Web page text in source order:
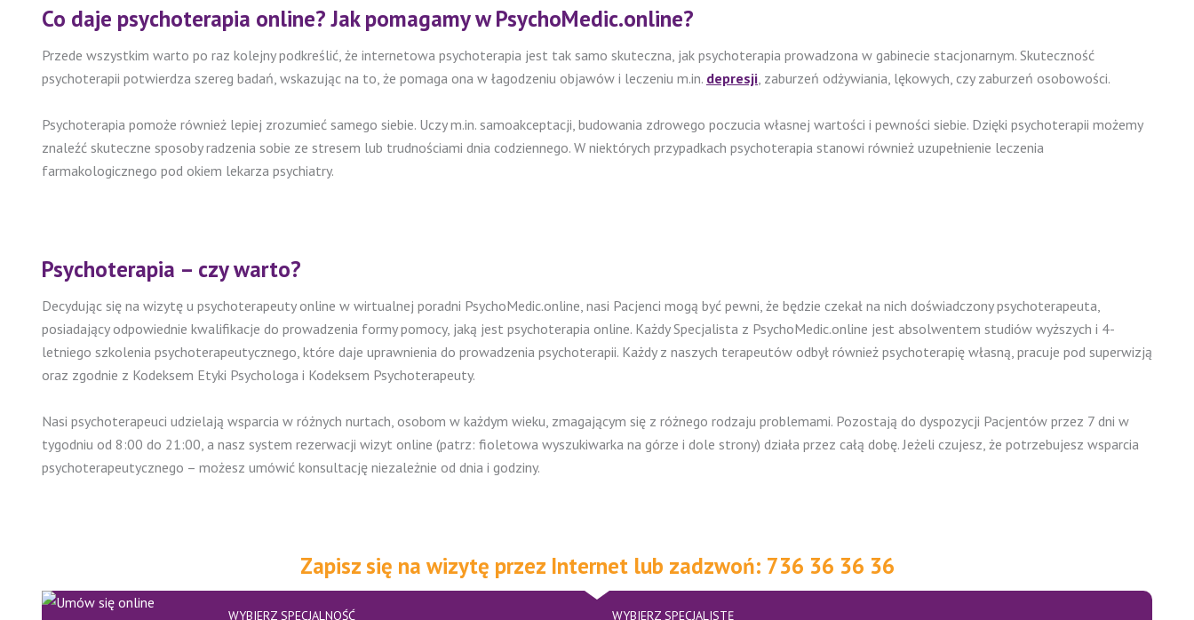
Co daje psychoterapia online? Jak pomagamy w PsychoMedic.online?
Przede wszystkim warto po raz kolejny podkreślić, że internetowa psychoterapia jest tak samo skuteczna, jak psychoterapia prowadzona w gabinecie stacjonarnym. Skuteczność
psychoterapii potwierdza szereg badań, wskazując na to, że pomaga ona w łagodzeniu objawów i leczeniu m.in. depresji , zaburzeń odżywiania, lękowych, czy zaburzeń osobowości.
Psychoterapia pomoże również lepiej zrozumieć samego siebie. Uczy m.in. samoakceptacji, budowania zdrowego poczucia własnej wartości i pewności siebie. Dzięki psychoterapii możemy
znaleźć skuteczne sposoby radzenia sobie ze stresem lub trudnościami dnia codziennego. W niektórych przypadkach psychoterapia stanowi również uzupełnienie leczenia
farmakologicznego pod okiem lekarza psychiatry.
Psychoterapia – czy warto?
Decydując się na wizytę u psychoterapeuty online w wirtualnej poradni PsychoMedic.online, nasi Pacjenci mogą być pewni, że będzie czekał na nich doświadczony psychoterapeuta,
posiadający odpowiednie kwalifikacje do prowadzenia formy pomocy, jaką jest psychoterapia online. Każdy Specjalista z PsychoMedic.online jest absolwentem studiów wyższych i 4-
letniego szkolenia psychoterapeutycznego, które daje uprawnienia do prowadzenia psychoterapii. Każdy z naszych terapeutów odbył również psychoterapię własną, pracuje pod superwizją
oraz zgodnie z Kodeksem Etyki Psychologa i Kodeksem Psychoterapeuty.
Nasi psychoterapeuci udzielają wsparcia w różnych nurtach, osobom w każdym wieku, zmagającym się z różnego rodzaju problemami. Pozostają do dyspozycji Pacjentów przez 7 dni w
tygodniu od 8:00 do 21:00, a nasz system rezerwacji wizyt online (patrz: fioletowa wyszukiwarka na górze i dole strony) działa przez całą dobę. Jeżeli czujesz, że potrzebujesz wsparcia
psychoterapeutycznego – możesz umówić konsultację niezależnie od dnia i godziny.
Zapisz się na wizytę przez Internet lub zadzwoń: 736 36 36 36
WYBIERZ SPECJALNOŚĆ WYBIERZ SPECJALISTĘ